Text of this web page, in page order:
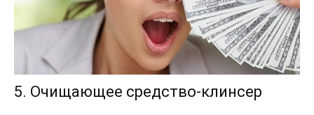
5. Очищающее средство-клинсер